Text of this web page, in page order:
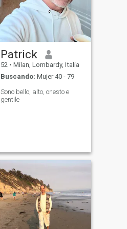
Patrick
52 • Milan, Lombardy, Italia
Buscando: Mujer 40 - 79
Sono bello, alto, onesto e
gentile